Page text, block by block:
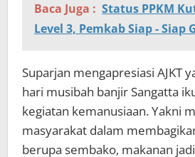
Baca Juga : Status PPKM
Level 3, Pemkab Siap - Siap
Suparjan mengapresiasi AJKT
hari musibah banjir Sangatta
kegiatan kemanusiaan. Yakni
masyarakat dalam
berupa sembako, makanan